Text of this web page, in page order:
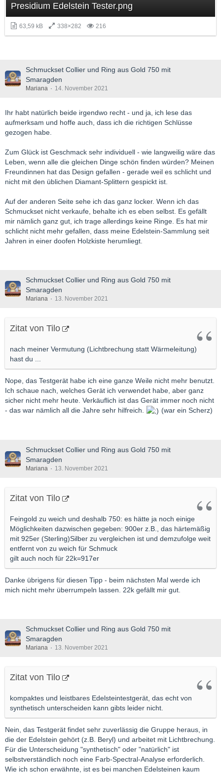
Presidium Edelstein Tester.png
63,59 kB 338×282 216
Schmuckset Collier und Ring aus Gold 750 mit
Smaragden
Mariana 14. November 2021
Ihr habt natürlich beide irgendwo recht - und ja, ich lese das
aufmerksam und hoffe auch, dass ich die richtigen Schlüsse
gezogen habe.
Zum Glück ist Geschmack sehr individuell - wie langweilig wäre das
Leben, wenn alle die gleichen Dinge schön finden würden? Meinen
Freundinnen hat das Design gefallen - gerade weil es schlicht und
nicht mit den üblichen Diamant-Splittern gespickt ist.
Auf der anderen Seite sehe ich das ganz locker. Wenn ich das
Schmuckset nicht verkaufe, behalte ich es eben selbst. Es gefällt
mir nämlich ganz gut, ich trage allerdings keine Ringe. Es hat mir
schlicht nicht mehr gefallen, dass meine Edelstein-Sammlung seit
Jahren in einer doofen Holzkiste herumliegt.
Schmuckset Collier und Ring aus Gold 750 mit
Smaragden
Mariana 13. November 2021
Zitat von Tilo
nach meiner Vermutung (Lichtbrechung statt Wärmeleitung)
hast du ...
Nope, das Testgerät habe ich eine ganze Weile nicht mehr benutzt.
Ich schaue nach, welches Gerät ich verwendet habe, aber ganz
sicher nicht mehr heute. Verkäuflich ist das Gerät immer noch nicht
- das war nämlich all die Jahre sehr hilfreich.
(war ein Scherz)
Schmuckset Collier und Ring aus Gold 750 mit
Smaragden
Mariana 13. November 2021
Zitat von Tilo
Feingold zu weich und deshalb 750: es hätte ja noch einige
Möglichkeiten dazwischen gegeben: 900er z.B., das härtemäßig
mit 925er (Sterling)Silber zu vergleichen ist und demzufolge weit
entfernt von zu weich für Schmuck
gilt auch noch für 22k=917er
Danke übrigens für diesen Tipp - beim nächsten Mal werde ich
mich nicht mehr überrumpeln lassen. 22k gefällt mir gut.
Schmuckset Collier und Ring aus Gold 750 mit
Smaragden
Mariana 13. November 2021
Zitat von Tilo
kompaktes und leistbares Edelsteintestgerät, das echt von
synthetisch unterscheiden kann gibts leider nicht.
Nein, das Testgerät findet sehr zuverlässig die Gruppe heraus, in
die der Edelstein gehört (z.B. Beryl) und arbeitet mit Lichtbrechung.
Für die Unterscheidung "synthetisch" oder "natürlich" ist
selbstverständlich noch eine Farb-Spectral-Analyse erforderlich.
Wie ich schon erwähnte, ist es bei manchen Edelsteinen kaum